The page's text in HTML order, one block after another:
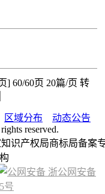
] 60/60页 20篇/页 转
区域分布
动态公告
reserved.
识产权局商标局备案
浙公网安备
号